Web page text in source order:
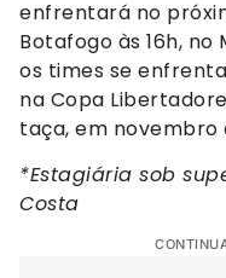
enfrentará no
Botafogo às 16h, no
os times se
na Copa
taça, em novembro
*Estagiária sob
Costa